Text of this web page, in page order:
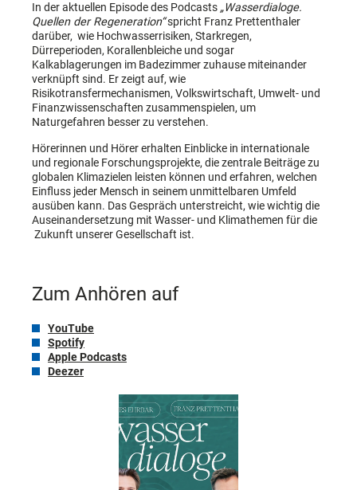
In der aktuellen Episode des Podcasts „Wasserdialoge.
Quellen der Regeneration“spricht Franz Prettenthaler
darüber, wie Hochwasserrisiken, Starkregen,
Dürreperioden, Korallenbleiche und sogar
Kalkablagerungen im Badezimmer zuhause miteinander
verknüpft sind. Er zeigt auf, wie
Risikotransfermechanismen, Volkswirtschaft, Umwelt- und
Finanzwissenschaften zusammenspielen, um
Naturgefahren besser zu verstehen.
Hörerinnen und Hörer erhalten Einblicke in internationale
und regionale Forschungsprojekte, die zentrale Beiträge zu
globalen Klimazielen leisten können und erfahren, welchen
Einfluss jeder Mensch in seinem unmittelbaren Umfeld
ausüben kann. Das Gespräch unterstreicht, wie wichtig die
Auseinandersetzung mit Wasser- und Klimathemen für die
Zukunft unserer Gesellschaft ist.
Zum Anhören auf
YouTube
Spotify
Apple Podcasts
Deezer